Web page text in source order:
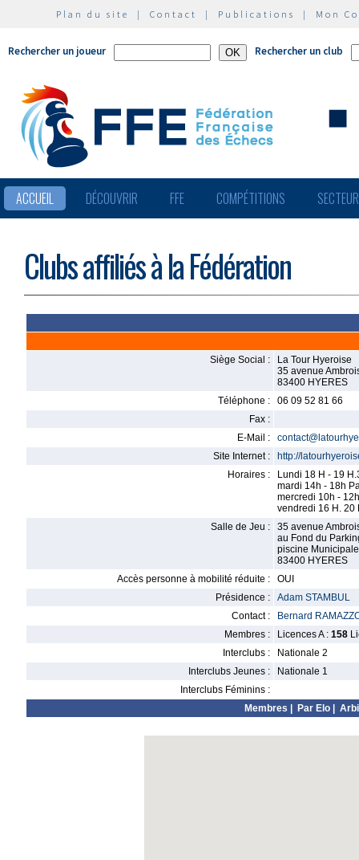
Plan du site | Contact | Publications | Mon
Rechercher un joueur Rechercher un club
ACCUEIL DÉCOUVRIR FFE COMPÉTITIONS
Clubs affiliés à la Fédération
Siège Social :
La Tour Hyeroise
35 avenue
83400 HYERES
Téléphone :
06 09 52 81 66
Fax :
E-Mail :
Site Internet :
http://
Horaires :
Lundi 18 H - 19
mardi 14h - 18h
mercredi 10h -
vendredi 16 H. 20
Salle de Jeu :
35 avenue
au Fond du
piscine Municipale
83400 HYERES
Accès personne à mobilité réduite :
OUI
Présidence :
Adam STAMBUL
Contact :
Bernard
Membres :
Licences A : 158
Interclubs :
Nationale 2
Interclubs Jeunes :
Nationale 1
Interclubs Féminins :
Membres
Par Elo